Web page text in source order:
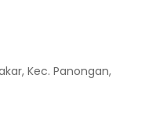
Kec. Panongan,